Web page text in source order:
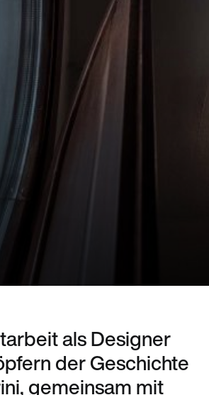
als Designer
der Geschichte
gemeinsam mit